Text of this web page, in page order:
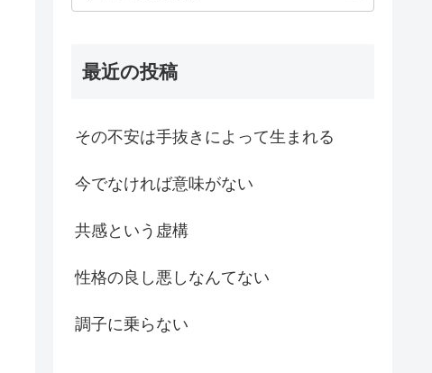
最近の投稿
その不安は手抜きによって生まれる
今でなければ意味がない
共感という虚構
性格の良し悪しなんてない
調子に乗らない